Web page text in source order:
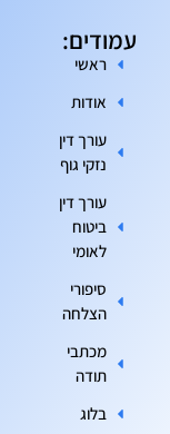
עמודים:
ראשי
אודות
עורך דין
נזקי גוף
עורך דין
ביטוח
לאומי
סיפורי
הצלחה
מכתבי
תודה
בלוג